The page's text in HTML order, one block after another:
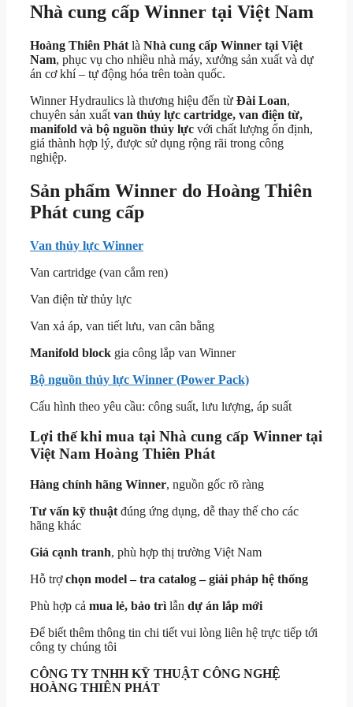
Nhà cung cấp Winner tại Việt Nam
Hoàng Thiên Phát là Nhà cung cấp Winner tại Việt
Nam, phục vụ cho nhiều nhà máy, xưởng sản xuất và dự
án cơ khí – tự động hóa trên toàn quốc.
Winner Hydraulics là thương hiệu đến từ Đài Loan,
chuyên sản xuất van thủy lực cartridge, van điện từ,
manifold và bộ nguồn thủy lực với chất lượng ổn định,
giá thành hợp lý, được sử dụng rộng rãi trong công
nghiệp.
Sản phẩm Winner do Hoàng Thiên
Phát cung cấp
Van thủy lực Winner
Van cartridge (van cắm ren)
Van điện từ thủy lực
Van xả áp, van tiết lưu, van cân bằng
Manifold block gia công lắp van Winner
Bộ nguồn thủy lực Winner (Power Pack)
Cấu hình theo yêu cầu: công suất, lưu lượng, áp suất
Lợi thế khi mua tại Nhà cung cấp Winner tại
Việt Nam Hoàng Thiên Phát
Hàng chính hãng Winner, nguồn gốc rõ ràng
Tư vấn kỹ thuật đúng ứng dụng, dễ thay thế cho các
hãng khác
Giá cạnh tranh, phù hợp thị trường Việt Nam
Hỗ trợchọn model – tra catalog – giải pháp hệ thống
Phù hợp cả mua lẻ, bảo trì lẫn dự án lắp mới
Để biết thêm thông tin chi tiết vui lòng liên hệ trực tiếp tới
công ty chúng tôi
CÔNG TY TNHH KỸ THUẬT CÔNG NGHỆ
HOÀNG THIÊN PHÁT